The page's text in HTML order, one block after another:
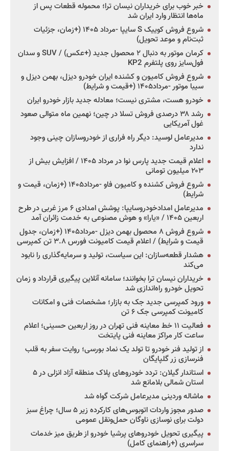
خبر خوب برای خریداران نیسان ترا؛ محموله قطعات پس از
ماه‌ها انتظار وارد ایران شد
شروع فروش کوییک S سایپا -مرداد ۱۴۰۵ (+زمان، جزئیات
ثبت‌نام و موعد تحویل)
کرمان موتور به دنبال ۲ محصول جدید (+عکس) / SUV و سدان
فول‌سایز روی پلتفرم KP2
شروع فروش کامیون و کشنده ایران خودرو دیزل، بهمن دیزل و
سیبا موتور -مرداد۱۴۰۵ (+قیمت و شرایط)
خودرو هست، مشتری نیست؛ معادله جدید بازار خودرو ایران
رشد ۳۸ درصدی فروش تسلا در چین؛ نهمین ماه متوالی صعود
غول آمریکایی
مدیرعامل لوسید: دیگر راه فراری از خودروسازان چینی وجود
ندارد
اعلام قیمت جدید پارس نوا در مرداد ۱۴۰۵ / افزایش بیش از
۲۰۳ میلیون تومانی
شروع فروش کشنده و کامیون فاو -مرداد۱۴۰۵ (+زمان، قیمت و
شرایط)
مدیرعامل امدادخودروسایپا: پوشش امدادی ۶ مرز غربی در طرح
اربعین ۱۴۰۵ / «یارا» و هوش مصنوعی به خدمت زائران آمد
شروع فروش ۸ محصول بهمن دیزل -مرداد۱۴۰۵ (+زمان، جدول
قیمت و شرایط) / اعلام قیمت کامیونت فورس ۳.۸ تن کمپرسی
هشدار قطعه‌سازان: این سیاست، تولید و سرمایه‌گذاری را نابود
می‌کند
خریداران نیسان ترا بخوانند؛ سامانه آنلاین پیگیری قرارداد و زمان
تحویل خودرو راه‌اندازی شد
ورود کمپرسی جدید جک به بازار؛ مشخصات فنی و امکانات
کامیونت کمپرسی جک ۶ تن
فعالیت ۱۱ خط معاینه فنی تهران در روز اربعین حسینی؛ اعلام
ساعت کار مراکز معاینه فنی پایتخت
از تولید فنر خودرو تا تولد یک نماد بورسی؛ روایت سفر به قلب
فنرسازی زر گلپایگان
استاندار گیلان: تردد خودروهای پلاک منطقه آزاد انزلی در ۵
استان شمالی بلامانع شد
ماشاله وردینی مدیرعامل شرکت گواه شد
صدور مجوز واردات اتوبوس‌های کارکرده زیر ۵ سال؛ چراغ سبز
دولت برای نوسازی ناوگان حمل‌ونقل عمومی
پیگیری تحویل خودروهای پرشیا خودرو از طریق میز خدمات
سراسری (+راهنمای کامل)